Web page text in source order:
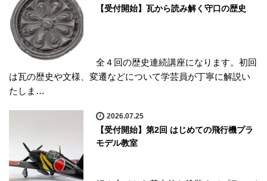
【受付開始】瓦から読み解く守口の歴史
全４回の歴史連続講座になります。初回
は瓦の歴史や文様、変遷などについて学芸員が丁寧に解説い
たしま…
2026.07.25
【受付開始】第2回 はじめての飛行機プラ
モデル教室